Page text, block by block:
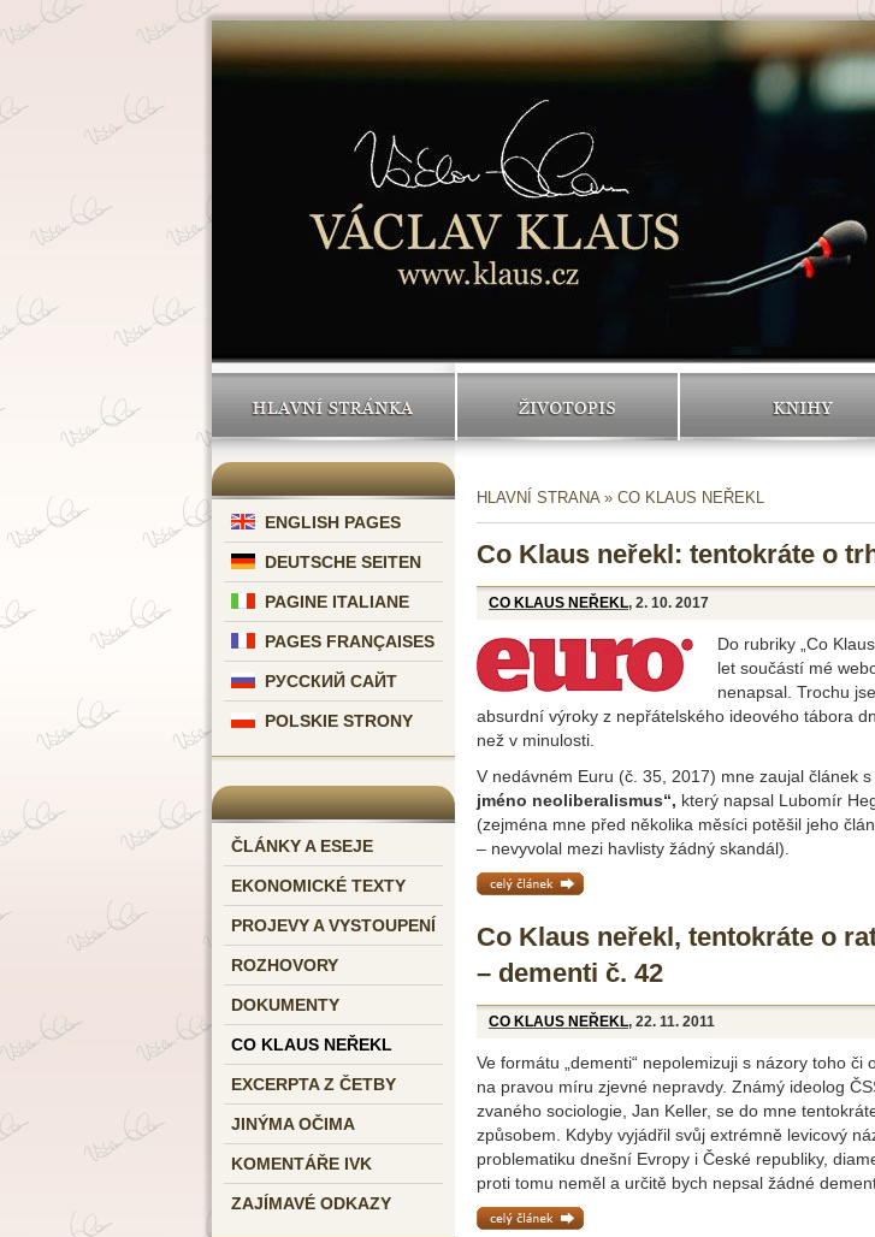
HLAVNÍ STRÁNKA ŽIVOTOPIS KNIHY
ENGLISH PAGES
DEUTSCHE SEITEN
PAGINE ITALIANE
PAGES FRANÇAISES
РУССКИЙ САЙТ
POLSKIE STRONY
ČLÁNKY A ESEJE
EKONOMICKÉ TEXTY
PROJEVY A VYSTOUPENÍ
ROZHOVORY
DOKUMENTY
CO KLAUS NEŘEKL
EXCERPTA Z ČETBY
JINÝMA OČIMA
KOMENTÁŘE IVK
ZAJÍMAVÉ ODKAZY
HLAVNÍ STRANA» CO KLAUS NEŘEKL
Co Klaus neřekl: tentokráte o
CO KLAUS NEŘEKL, 2. 10. 2017
Do rubriky „Co
let součástí mé
nenapsal. Trochu
absurdní výroky z nepřátelského ideového tábora
než v minulosti.
V nedávném Euru (č. 35, 2017) mne zaujal článek
jméno neoliberalismus“, který napsal Lubomír
(zejména mne před několika měsíci potěšil jeho
– nevyvolal mezi havlisty žádný skandál).
celý článek »
Co Klaus neřekl, tentokráte o
– dementi č. 42
CO KLAUS NEŘEKL, 22. 11. 2011
Ve formátu „dementi“ nepolemizuji s názory toho
na pravou míru zjevné nepravdy. Známý ideolog
zvaného sociologie, Jan Keller, se do mne
způsobem. Kdyby vyjádřil svůj extrémně levicový
problematiku dnešní Evropy i České republiky,
proti tomu neměl a určitě bych nepsal žádné
celý článek »